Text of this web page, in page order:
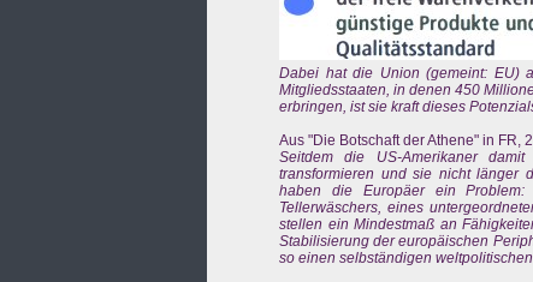
Dabei hat die Union (gemeint: EU)
Mitgliedsstaaten, in denen 450
erbringen, ist sie kraft dieses
Aus "Die Botschaft der Athene" in FR,
Seitdem die US-Amerikaner
transformieren und sie nicht länger
haben die Europäer ein
Tellerwäschers, eines
stellen ein Mindestmaß an
Stabilisierung der europäischen
so einen selbständigen